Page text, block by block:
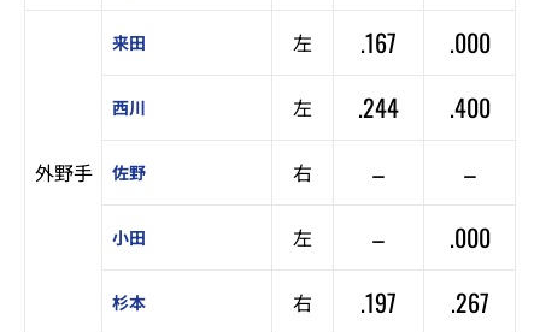
外野手
来田 左 .167 .000
西川 左 .244 .400
佐野 右 – –
小田 左 – .000
杉本 右 .197 .267